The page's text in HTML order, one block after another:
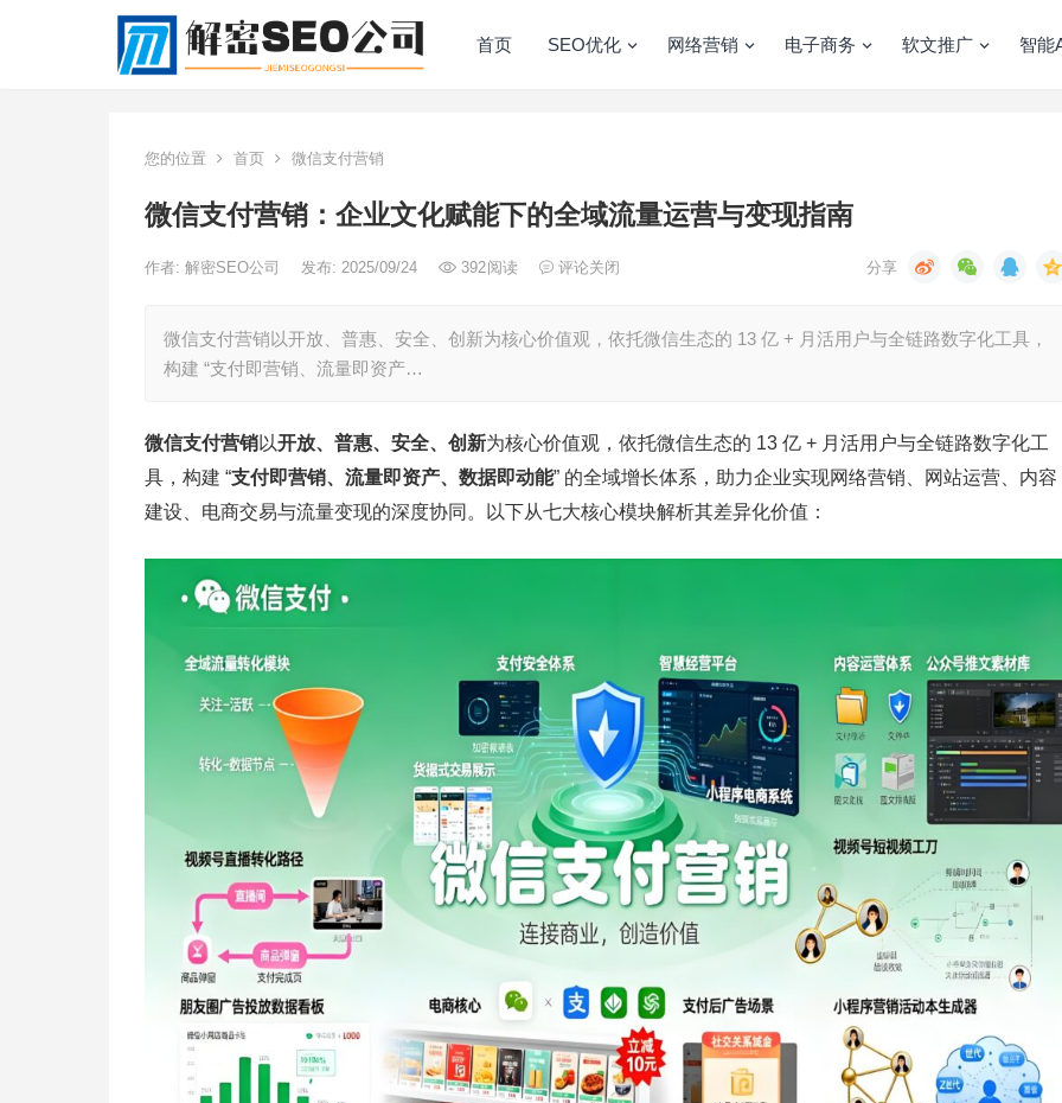
首页 SEO优化 网络营销 电子商务 软文推广 智能
您的位置 首页 微信支付营销
微信支付营销：企业文化赋能下的全域流量运营与变现指南
作者: 解密SEO公司 发布: 2025/09/24 392阅读 评论关闭
微信支付营销以开放、普惠、安全、创新为核心价值观，依托微信生态的 13 亿 + 月活用户与全链路数字化工具，
构建 “支付即营销、流量即资产…
微信支付营销以开放、普惠、安全、创新为核心价值观，依托微信生态的 13 亿 + 月活用户与全链路数字化工
具，构建 “支付即营销、流量即资产、数据即动能” 的全域增长体系，助力企业实现网络营销、网站运营、内容
建设、电商交易与流量变现的深度协同。以下从七大核心模块解析其差异化价值：